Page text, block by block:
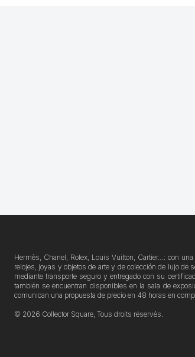
Hermès, Chanel, Rolex, Louis Vuitton, Cartier…: con
relojes, joyas y objetos de arte y de colección de lujo de
mediante transporte seguro y entregado con su
también se encuentran disponibles en la sala de
comunican una propuesta de precio en 48 horas en
© 2026 Collector Square, Tous droits réservés.